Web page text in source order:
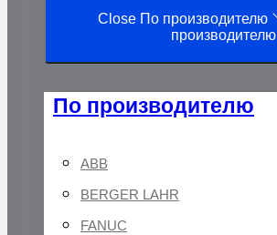
Close По производителю
производителю
По производителю
ABB
BERGER LAHR
FANUC